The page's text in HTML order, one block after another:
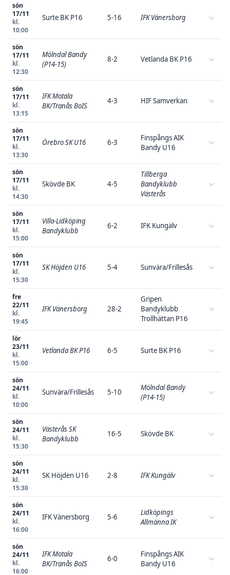
sön
17/11
kl.
10:00
Surte BK P16 5-16 IFK Vänersborg
sön
17/11
kl.
12:30
Mölndal Bandy
(P14-15)
8-2 Vetlanda BK P16
sön
17/11
kl.
13:15
IFK Motala
BK/Tranås BoIS
4-3 HIF Samverkan
sön
17/11
kl.
13:30
Örebro SK U16 6-3
Finspångs AIK
Bandy U16
sön
17/11
kl.
14:30
Skövde BK 4-5
Tillberga
Bandyklubb
Västerås
sön
17/11
kl.
15:00
Villa-Lidköping
Bandyklubb
6-2 IFK Kungälv
sön
17/11
kl.
15:30
SK Höjden U16 5-4 Sunvära/Frillesås
fre
22/11
kl.
19:45
IFK Vänersborg 28-2
Gripen
Bandyklubb
Trollhättan P16
lör
23/11
kl.
15:00
Vetlanda BK P16 6-5 Surte BK P16
sön
24/11
kl.
10:00
Sunvära/Frillesås 5-10
Mölndal Bandy
(P14-15)
sön
24/11
kl.
15:30
Västerås SK
Bandyklubb
16-5 Skövde BK
sön
24/11
kl.
15:30
SK Höjden U16 2-8 IFK Kungälv
sön
24/11
kl.
16:00
IFK Vänersborg 5-6
Lidköpings
Allmänna IK
sön
24/11
kl.
16:00
IFK Motala
BK/Tranås BoIS
6-0
Finspångs AIK
Bandy U16